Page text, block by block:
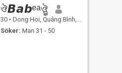
ঔ𝘽𝙖𝙗ᵉᵃঔৣ
30 • Dong Hoi, Quảng Bình, Vietnam
Söker: Man 31 - 50